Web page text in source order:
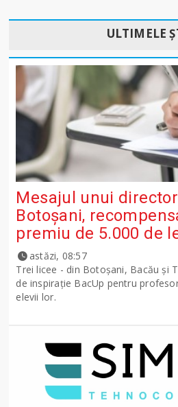
ULTIMELE
Mesajul unui
Botoșani,
premiu de 5.000 de
astăzi, 08:57
Trei licee - din Botoșani, Bacău și
de inspirație BacUp pentru
elevii lor.